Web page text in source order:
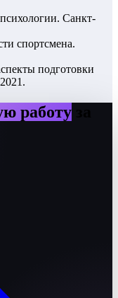
Санкт-
спортсмена.
подготовки
работу